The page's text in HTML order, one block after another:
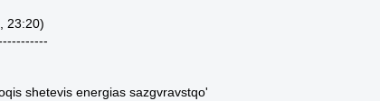
23:20)
shetevis energias sazgvravstqo'